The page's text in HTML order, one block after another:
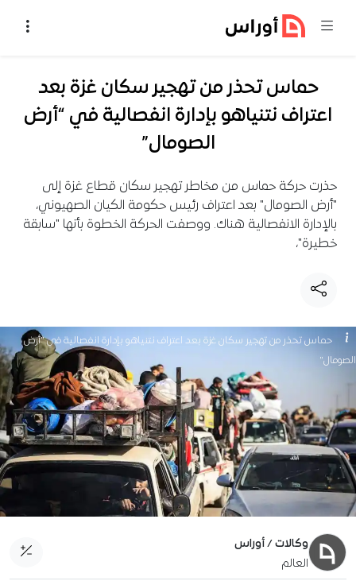
حماس تحذر من تهجير سكان غزة بعد
اعتراف نتنياهو بإدارة انفصالية في “أرض
الصومال”
حذرت حركة حماس من مخاطر تهجير سكان قطاع غزة إلى
"أرض الصومال" بعد اعتراف رئيس حكومة الكيان الصهيوني،
بالإدارة الانفصالية هناك. ووصفت الحركة الخطوة بأنها "سابقة
خطيرة"،
حماس تحذر من تهجير سكان غزة بعد اعتراف نتنياهو بإدارة انفصالية في "أرض
الصومال"
وكالات / أوراس
العالم